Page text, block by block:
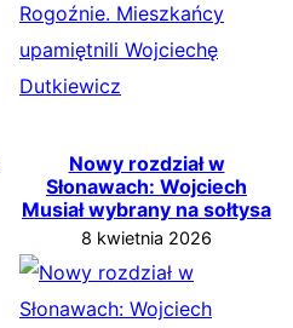
Nowy rozdział w
Słonawach: Wojciech
Musiał wybrany na sołtysa
8 kwietnia 2026